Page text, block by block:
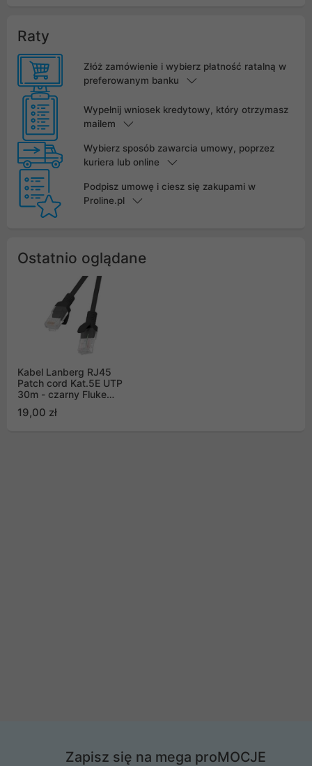
Raty
Złóż zamówienie i wybierz płatność ratalną w
preferowanym banku
Wypełnij wniosek kredytowy, który otrzymasz
mailem
Wybierz sposób zawarcia umowy, poprzez
kuriera lub online
Podpisz umowę i ciesz się zakupami w
Proline.pl
Ostatnio oglądane
Kabel Lanberg RJ45
Patch cord Kat.5E UTP
30m - czarny Fluke
19,00 zł
Zapisz się na mega proMOCJE